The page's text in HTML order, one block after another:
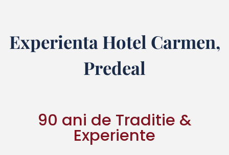
Experienta Hotel Carmen,
Predeal
90 ani de Traditie &
Experiente